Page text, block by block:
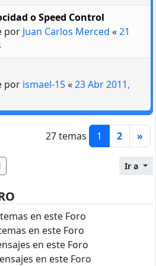
o Speed Control
por Juan Carlos Merced «21
por ismael-15«23 Abr 2011,
27 temas 1 2 »
Ir a
en este Foro
en este Foro
en este Foro
en este Foro